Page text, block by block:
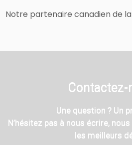
Notre partenaire canadien de
Contactez-
Une question ? Un
N’hésitez pas à nous écrire,
les meilleurs